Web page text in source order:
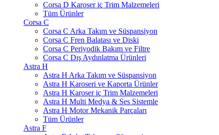
Corsa D Karoser iç Trim Malzemeleri
Tüm Ürünler
Corsa C
Corsa C Arka Takım ve Süspansiyon
Corsa C Fren Balatası ve Diski
Corsa C Periyodik Bakım ve Filtre
Corsa C Dış Aydınlatma Ürünleri
Astra H
Astra H Arka Takım ve Süspansiyon
Astra H Karoseri ve Kaporta Ürünler
Astra H Karoser iç Trim Malzemeleri
Astra H Multi Medya & Ses Sistemle
Astra H Motor Mekanik Parçaları
Tüm Ürünler
Astra F